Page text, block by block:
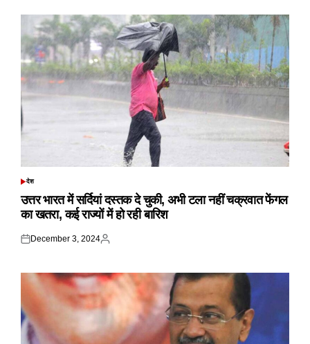
POSTED
देश
उत्तर भारत में सर्दियां दस्तक दे चुकी, अभी टला नहीं चक्रवात फेंगल
का खतरा, कई राज्यों में हो रही बारिश
Posted
December 3, 2024
Posted